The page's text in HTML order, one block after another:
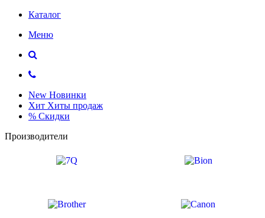
Каталог
Меню
New Новинки
Хит Хиты продаж
% Скидки
Производители